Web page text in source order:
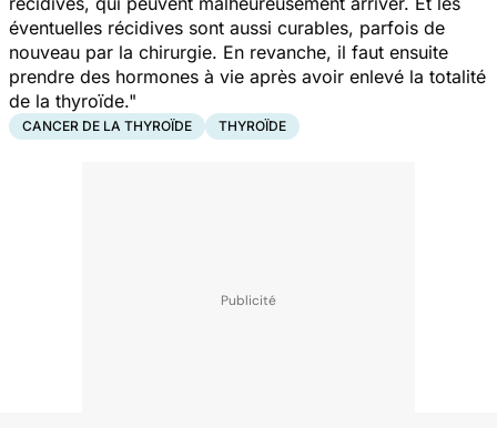
éventuelles récidives sont aussi curables, parfois de
nouveau par la chirurgie. En revanche, il faut ensuite
prendre des hormones à vie après avoir enlevé la totalité
de la thyroïde."
CANCER DE LA THYROÏDE THYROÏDE